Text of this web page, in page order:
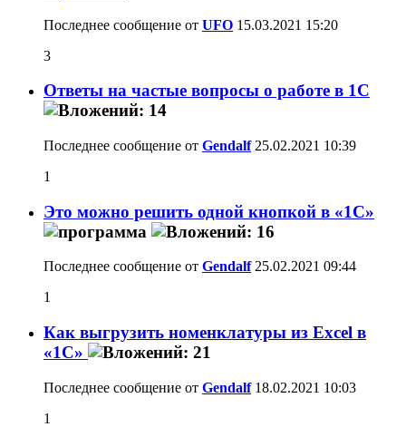
Последнее сообщение от UFO 15.03.2021 15:20
3
Ответы на частые вопросы о работе в 1С
Последнее сообщение от Gendalf25.02.2021 10:39
1
Это можно решить одной кнопкой в «1С»
Последнее сообщение от Gendalf25.02.2021 09:44
1
Как выгрузить номенклатуры из Excel в
«1С»
Последнее сообщение от Gendalf18.02.2021 10:03
1